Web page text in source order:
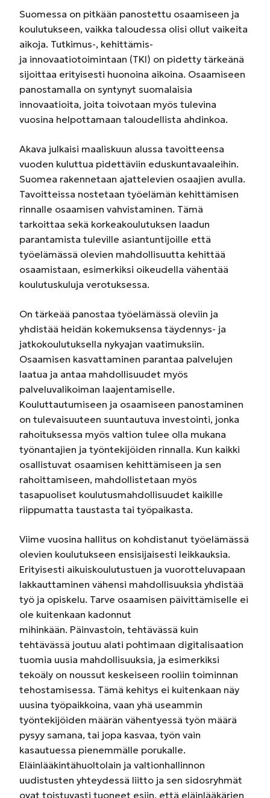
Suomessa on pitkään panostettu osaamiseen ja
koulutukseen, vaikka talou­dessa olisi ollut vaikeita
aikoja. Tutkimus-, kehittämis-
ja innovaatiotoimintaan (TKI) on pidetty tärkeänä
sijoittaa erityisesti huonoina aikoina. Osaamiseen
panostamalla on syntynyt suomalaisia
innovaatioita, joita toivotaan myös tulevina
vuosina helpottamaan taloudellista ahdinkoa.
Akava julkaisi maaliskuun alussa tavoitteensa
vuoden kuluttua pidettäviin eduskuntavaaleihin.
Suomea rakennetaan ajattelevien osaajien avulla.
Tavoitteissa nostetaan työelämän kehittämisen
rinnalle osaamisen vahvistaminen. Tämä
tarkoittaa sekä korkeakoulutuksen laadun
parantamista tuleville asiantuntijoille että
työelämässä olevien mahdollisuutta kehittää
osaamistaan, esimerkiksi oikeudella vähentää
koulutuskuluja verotuksessa.
On tärkeää panostaa työelämässä oleviin ja
yhdistää heidän kokemuksensa täydennys- ja
jatkokoulutuksella nykyajan vaatimuksiin.
Osaamisen kasvattaminen parantaa palvelujen
laatua ja antaa mahdollisuudet myös
palveluvalikoiman laajentamiselle.
Kouluttautumiseen ja osaamiseen panostaminen
on tulevaisuuteen suuntautuva investointi, jonka
rahoituksessa myös valtion tulee olla mukana
työnantajien ja työntekijöiden rinnalla. Kun kaikki
osallistuvat osaamisen kehittämiseen ja sen
rahoittamiseen, mahdollistetaan myös
tasapuoliset koulutusmahdollisuudet kaikille
riippumatta taustasta tai työpaikasta.
Viime vuosina hallitus on kohdistanut työelämässä
olevien koulutukseen ensisijaisesti leikkauksia.
Erityisesti aikuiskoulutustuen ja vuorotteluvapaan
lakkauttaminen vähensi mahdollisuuksia yhdistää
työ ja opiskelu. Tarve osaamisen päivittämiselle ei
ole kuitenkaan kadonnut
mihinkään. Päinvastoin, tehtävässä kuin
tehtävässä joutuu alati pohtimaan digitalisaation
tuomia uusia mahdollisuuksia, ja esimerkiksi
tekoäly on noussut keskeiseen rooliin toiminnan
tehostamisessa. Tämä kehitys ei kuitenkaan näy
uusina työpaikkoina, vaan yhä useammin
työntekijöiden määrän vähentyessä työn määrä
pysyy samana, tai jopa kasvaa, työn vain
kasautuessa pienemmälle porukalle.
Eläinlääkintähuoltolain ja valtionhallinnon
uudistusten yhteydessä liitto ja sen sidosryhmät
ovat toistuvasti tuoneet esiin, että eläinlääkärien